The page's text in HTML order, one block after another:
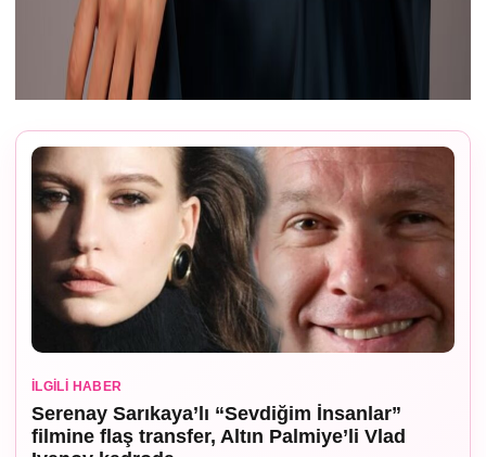
İLGILI HABER
Serenay Sarıkaya’lı “Sevdiğim İnsanlar”
filmine flaş transfer, Altın Palmiye’li Vlad